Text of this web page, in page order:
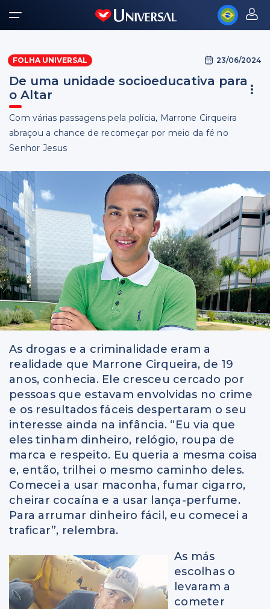
FOLHA UNIVERSAL 23/06/2024
De uma unidade socioeducativa para
o Altar
Com várias passagens pela polícia, Marrone Cirqueira
abraçou a chance de recomeçar por meio da fé no
Senhor Jesus
As drogas e a criminalidade eram a
realidade que Marrone Cirqueira, de 19
anos, conhecia. Ele cresceu cercado por
pessoas que estavam envolvidas no crime
e os resultados fáceis despertaram o seu
interesse ainda na infância. “Eu via que
eles tinham dinheiro, relógio, roupa de
marca e respeito. Eu queria a mesma coisa
e, então, trilhei o mesmo caminho deles.
Comecei a usar maconha, fumar cigarro,
cheirar cocaína e a usar lança-perfume.
Para arrumar dinheiro fácil, eu comecei a
traficar”, relembra.
As más
escolhas o
levaram a
cometer